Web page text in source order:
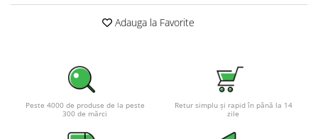
Sisteme de stocare energie
Sisteme de Stocare Comerciale
Sisteme fotovoltaice complete
Sisteme fotovoltaice de putere
Adauga la Favorite
Peste 4000 de produse de la peste
300 de mărci
Retur simplu și rapid în până la 14
zile